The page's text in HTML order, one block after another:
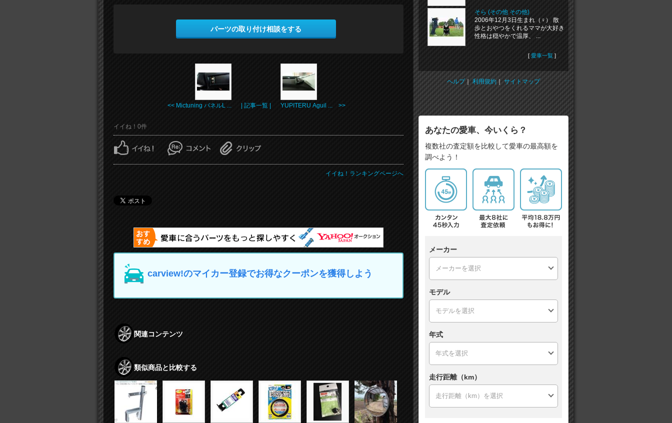
パーツの取り付け相談をする
<< Mictuning パネルL ... | 記事一覧 | YUPITERU Aguil ... >>
イイね！0件
イイね！ランキングページへ
carview!のマイカー登録でお得なクーポンを獲得しよう
関連コンテンツ
類似商品と比較する
そら (その他 その他)
2006年12月3日生まれ（♀） 散
歩とおやつをくれるママが大好き
性格は穏やかで温厚、 ...
[ 愛車一覧 ]
ヘルプ｜利用規約 ｜サイトマップ
あなたの愛車、今いくら？
複数社の査定額を比較して愛車の最高額を
調べよう！
メーカー
モデル
年式
走行距離（km）